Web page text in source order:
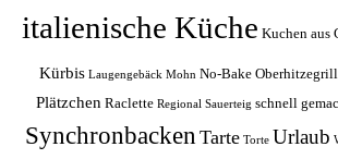
italienische Küche Kuchen aus
Kürbis Laugengebäck Mohn No-Bake Oberhitzegrill
Plätzchen Raclette Regional Sauerteig schnell
Synchronbacken Tarte Torte Urlaub